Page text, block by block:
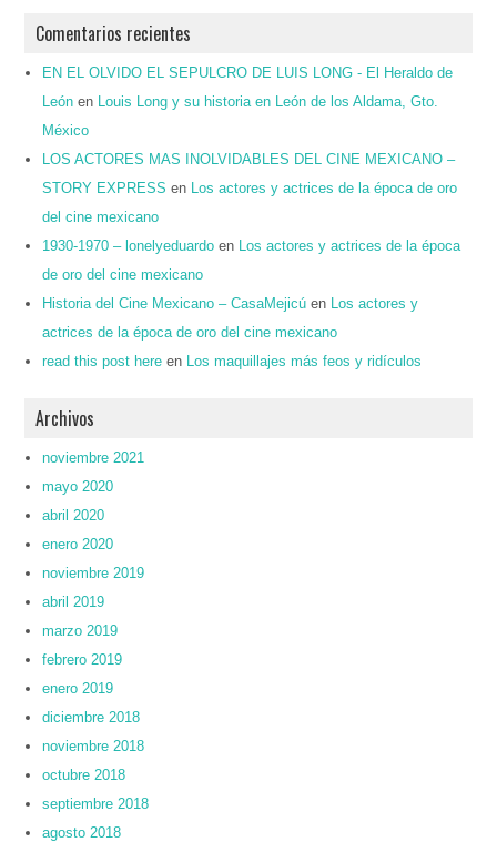
Comentarios recientes
EN EL OLVIDO EL SEPULCRO DE LUIS LONG - El Heraldo de
León en
Louis Long y su historia en León de los Aldama, Gto.
México
LOS ACTORES MAS INOLVIDABLES DEL CINE MEXICANO –
STORY EXPRESS en
Los actores y actrices de la época de oro
del cine mexicano
1930-1970 – lonelyeduardo en
Los actores y actrices de la época
de oro del cine mexicano
Historia del Cine Mexicano – CasaMejicú en
Los actores y
actrices de la época de oro del cine mexicano
read this post here en Los maquillajes más feos y ridículos
Archivos
noviembre 2021
mayo 2020
abril 2020
enero 2020
noviembre 2019
abril 2019
marzo 2019
febrero 2019
enero 2019
diciembre 2018
noviembre 2018
octubre 2018
septiembre 2018
agosto 2018